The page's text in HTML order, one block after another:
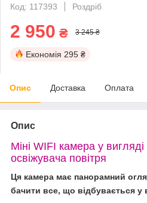
Код: 117393
Роздріб
2 950 ₴ 3 245 ₴
Економія 295 ₴
Опис Доставка Оплата
Опис
Міні WIFI камера у
освіжувача повітря
Ця камера має панорамний
бачити все, що відбувається у